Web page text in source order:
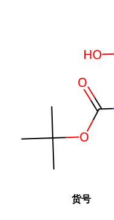
货号